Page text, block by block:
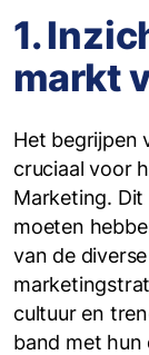
1.
markt
Het begrijpen
cruciaal voor
Marketing.
moeten
van de
cultuur en
band met